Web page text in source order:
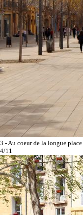
3 - Au coeur de la longue place
4/11